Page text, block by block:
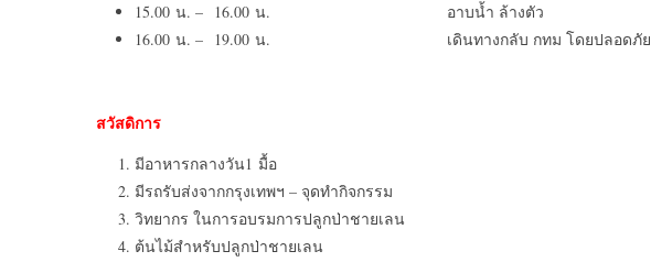
15.00 น. – 16.00 น. อาบน้ำ ล้างตัว
16.00 น. – 19.00 น. เดินทางกลับ กทม โดยปลอดภัย
สวัสดิการ
มีอาหารกลางวัน1 มื้อ
มีรถรับส่งจากกรุงเทพฯ – จุดทำกิจกรรม
วิทยากร ในการอบรมการปลูกป่าชายเลน
ต้นไม้สำหรับปลูกป่าชายเลน